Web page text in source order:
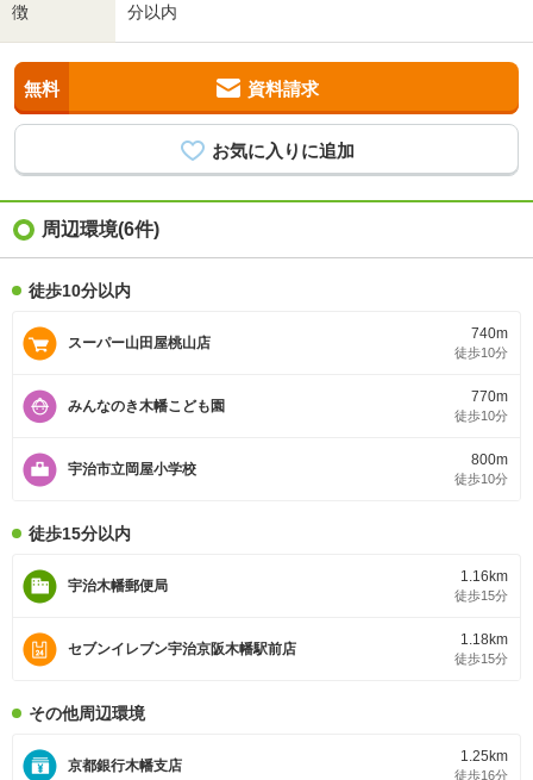
徴
分以内
無料 資料請求
周辺環境(6件)
徒歩10分以内
スーパー山田屋桃山店
740m
徒歩10分
みんなのき木幡こども園
770m
徒歩10分
宇治市立岡屋小学校
800m
徒歩10分
徒歩15分以内
宇治木幡郵便局
1.16km
徒歩15分
セブンイレブン宇治京阪木幡駅前店
1.18km
徒歩15分
その他周辺環境
京都銀行木幡支店
1.25km
徒歩16分